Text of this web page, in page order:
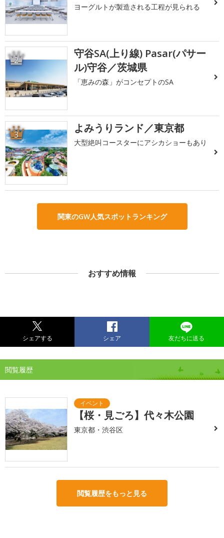
ヨーグルトが製造される工程が見られる
2
守谷SA(上り線) Pasar(パサー
ル)守谷／茨城県
「恵みの森」がコンセプトのSA
3 よみうりランド／東京都
大型絶叫コースターにアシカショーもあり
関東のGW人気スポットランキング
おすすめ情報
シェアする シェア 友だちに送る
閲覧履歴
【桜・見ごろ】代々木公園
東京都・渋谷区
閲覧履歴をもっと見る